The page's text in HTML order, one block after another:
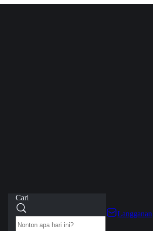
Cari
Langganan